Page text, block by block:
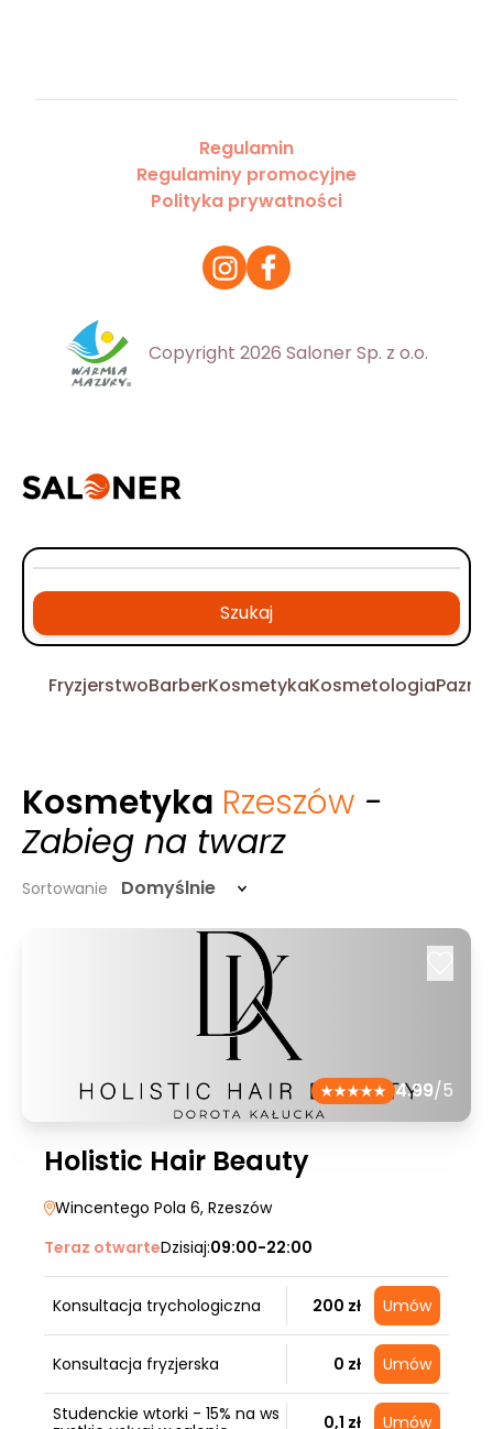
Regulamin
Regulaminy promocyjne
Polityka prywatności
Copyright 2026 Saloner Sp. z o.o.
Szukaj
FryzjerstwoBarberKosmetykaKosmetologia
Kosmetyka Rzeszów -
Zabieg na twarz
Sortowanie Domyślnie
4.99/5
Holistic Hair Beauty
Wincentego Pola 6, Rzeszów
Teraz otwarteDzisiaj:09:00-22:00
Konsultacja trychologiczna 200 zł Umów
Konsultacja fryzjerska 0 zł Umów
Studenckie wtorki - 15% na ws
0,1 zł Umów